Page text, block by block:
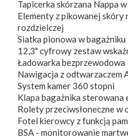
Tapicerka skórzana Nappa
Elementy z pikowanej skóry
rozdzielczej
Siatka pionowa w bagażniku
12,3" cyfrowy zestaw
Ładowarka bezprzewodowa
Nawigacja z odtwarzaczem
System kamer 360 stopni
Klapa bagażnika sterowana
Rolety przeciwsłoneczne w
Fotel kierowcy z funkcją
BSA - monitorowanie